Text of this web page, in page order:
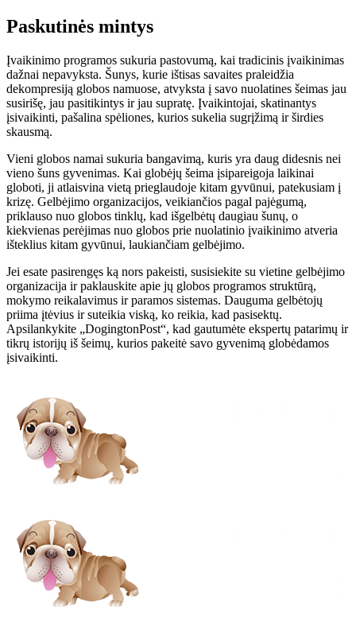
Paskutinės mintys
Įvaikinimo programos sukuria pastovumą, kai tradicinis įvaikinimas
dažnai nepavyksta. Šunys, kurie ištisas savaites praleidžia
dekompresiją globos namuose, atvyksta į savo nuolatines šeimas jau
susirišę, jau pasitikintys ir jau supratę. Įvaikintojai, skatinantys
įsivaikinti, pašalina spėliones, kurios sukelia sugrįžimą ir širdies
skausmą.
Vieni globos namai sukuria bangavimą, kuris yra daug didesnis nei
vieno šuns gyvenimas. Kai globėjų šeima įsipareigoja laikinai
globoti, ji atlaisvina vietą prieglaudoje kitam gyvūnui, patekusiam į
krizę. Gelbėjimo organizacijos, veikiančios pagal pajėgumą,
priklauso nuo globos tinklų, kad išgelbėtų daugiau šunų, o
kiekvienas perėjimas nuo globos prie nuolatinio įvaikinimo atveria
išteklius kitam gyvūnui, laukiančiam gelbėjimo.
Jei esate pasirengęs ką nors pakeisti, susisiekite su vietine gelbėjimo
organizacija ir paklauskite apie jų globos programos struktūrą,
mokymo reikalavimus ir paramos sistemas. Dauguma gelbėtojų
priima įtėvius ir suteikia viską, ko reikia, kad pasisektų.
Apsilankykite „DogingtonPost“, kad gautumėte ekspertų patarimų ir
tikrų istorijų iš šeimų, kurios pakeitė savo gyvenimą globėdamos
įsivaikinti.